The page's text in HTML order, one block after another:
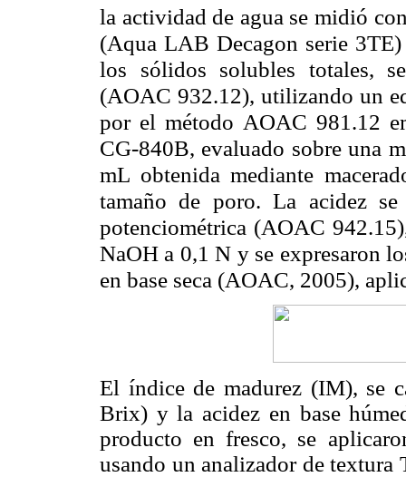
la actividad de agua se midió
(Aqua LAB Decagon serie
los sólidos solubles totales,
(AOAC 932.12), utilizando un
por el método AOAC 981.12
CG-840B, evaluado sobre una
mL obtenida mediante
tamaño de poro. La acidez
potenciométrica (AOAC
NaOH a 0,1 N y se expresaron
en base seca (AOAC, 2005),
El índice de madurez (IM), se
Brix) y la acidez en base
producto en fresco, se
usando un analizador de